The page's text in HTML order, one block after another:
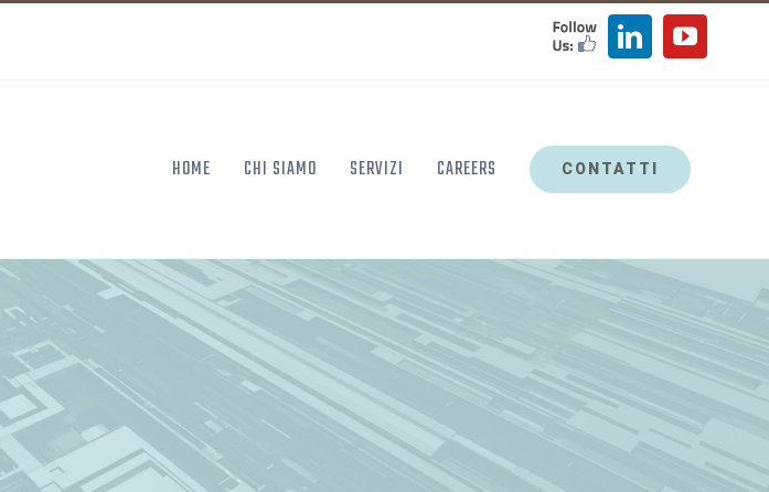
FOLLOW
US
LinkedIn
HOME CHI SIAMO SERVIZI CAREERS CONTATTI